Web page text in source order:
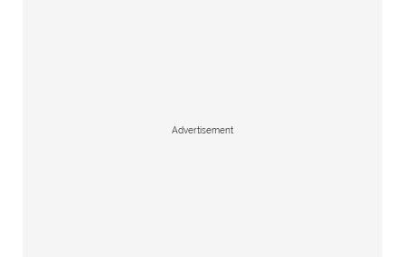
Advertisement